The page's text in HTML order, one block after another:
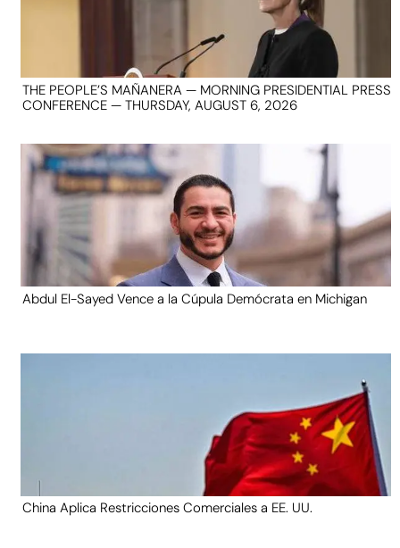
THE PEOPLE’S MAÑANERA — MORNING PRESIDENTIAL PRESS
CONFERENCE — THURSDAY, AUGUST 6, 2026
Abdul El-Sayed Vence a la Cúpula Demócrata en Michigan
China Aplica Restricciones Comerciales a EE. UU.